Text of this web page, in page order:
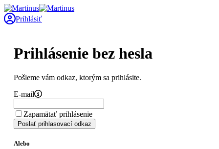
Prihlásiť
Prihlásenie bez hesla
Pošleme vám odkaz, ktorým sa prihlásite.
E-mail
Zapamätať prihlásenie
Poslať prihlasovací odkaz
Alebo